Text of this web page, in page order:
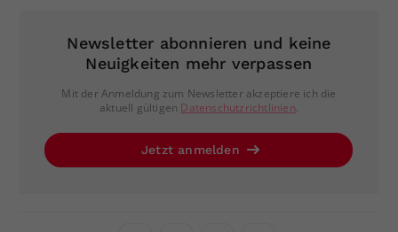
Newsletter abonnieren und keine
Neuigkeiten mehr verpassen
Mit der Anmeldung zum Newsletter akzeptiere ich die
aktuell gültigen Datenschutzrichtlinien.
Jetzt anmelden